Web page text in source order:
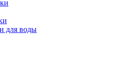
для воды